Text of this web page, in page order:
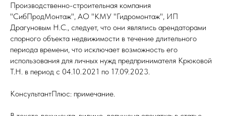
Производственно-строительная компания
"СибПродМонтаж", АО "КМУ "Гидромонтаж", ИП
Драгуновым Н.С., следует, что они являлись арендаторами
спорного объекта недвижимости в течение длительного
периода времени, что исключает возможность его
использования для личных нужд предпринимателя Крюковой
Т.Н. в период с 04.10.2021 по 17.09.2023.
КонсультантПлюс: примечание.